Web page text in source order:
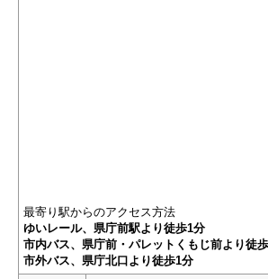
最寄り駅からのアクセス方法
ゆいレール、県庁前駅より徒歩1分
市内バス、県庁前・パレットくもじ前より徒
市外バス、県庁北口より徒歩1分